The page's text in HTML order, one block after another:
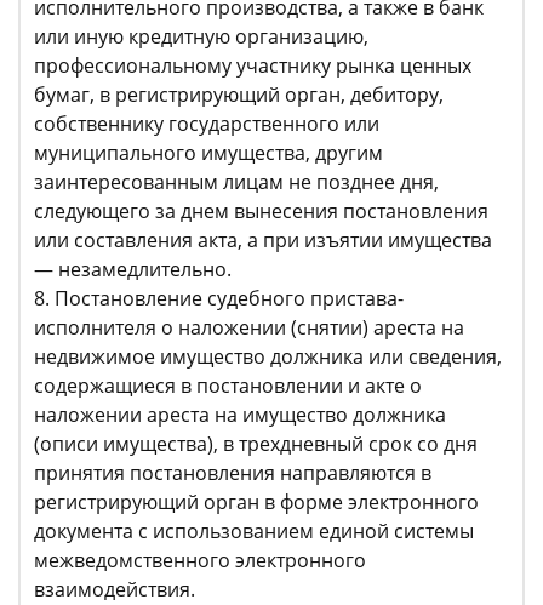
исполнительного производства, а также в банк
или иную кредитную организацию,
профессиональному участнику рынка ценных
бумаг, в регистрирующий орган, дебитору,
собственнику государственного или
муниципального имущества, другим
заинтересованным лицам не позднее дня,
следующего за днем вынесения постановления
или составления акта, а при изъятии имущества
— незамедлительно.
8. Постановление судебного пристава-
исполнителя о наложении (снятии) ареста на
недвижимое имущество должника или сведения,
содержащиеся в постановлении и акте о
наложении ареста на имущество должника
(описи имущества), в трехдневный срок со дня
принятия постановления направляются в
регистрирующий орган в форме электронного
документа с использованием единой системы
межведомственного электронного
взаимодействия.